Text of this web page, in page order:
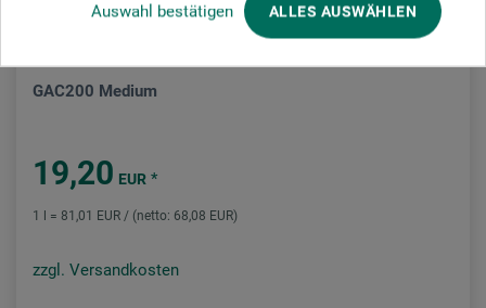
Auswahl bestätigen ALLES AUSWÄHLEN
GAC200 Medium
19,20 EUR *
1 l = 81,01 EUR / (netto: 68,08 EUR)
zzgl. Versandkosten